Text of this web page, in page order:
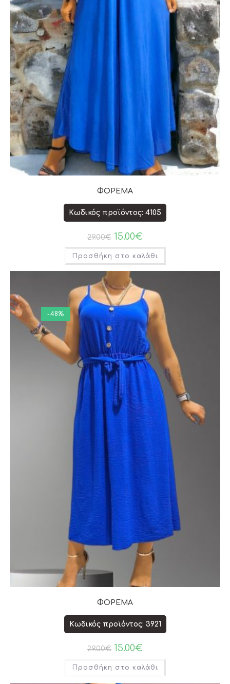
ΦΟΡΕΜΑ
Κωδικός προϊόντος: 4105
29.00€ 15.00€
Προσθήκη στο καλάθι
-48%
ΦΟΡΕΜΑ
Κωδικός προϊόντος: 3921
29.00€ 15.00€
Προσθήκη στο καλάθι